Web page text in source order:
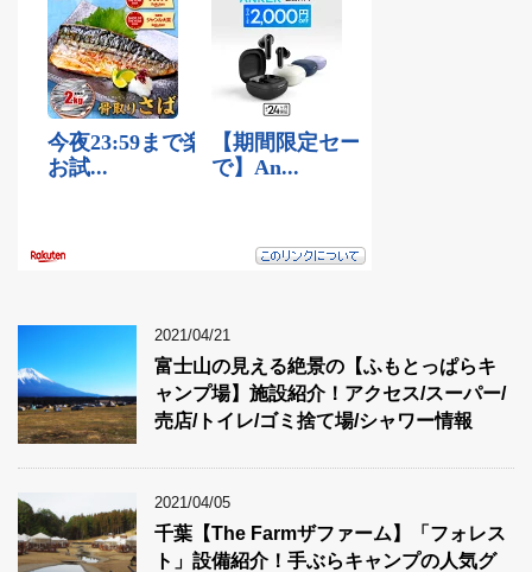
2021/04/21
富士山の見える絶景の【ふもとっぱらキ
ャンプ場】施設紹介！アクセス/スーパー/
売店/トイレ/ゴミ捨て場/シャワー情報
2021/04/05
千葉【The Farmザファーム】「フォレス
ト」設備紹介！手ぶらキャンプの人気グ